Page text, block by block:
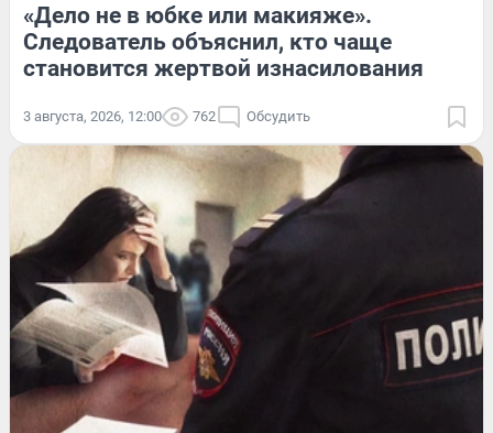
«Дело не в юбке или макияже».
Следователь объяснил, кто чаще
становится жертвой изнасилования
3 августа, 2026, 12:00 762 Обсудить